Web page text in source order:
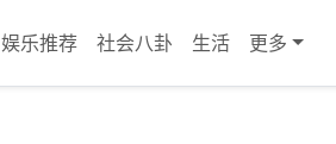
娱乐推荐 社会八卦 生活 更多